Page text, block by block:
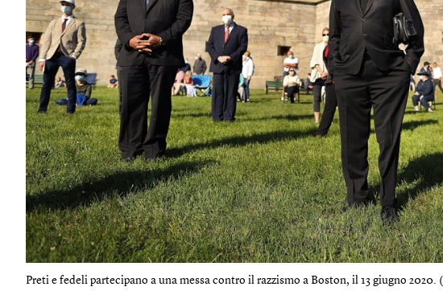
Preti e fedeli partecipano a una messa contro il razzismo a Boston, il 13 giugno 2020. (